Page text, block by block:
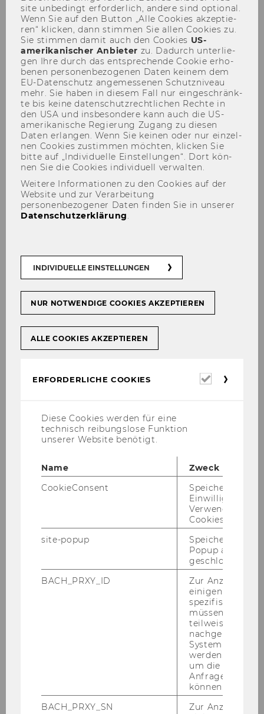
Gastvorlesung Prof. Kardach,
30. September 2006
site un­be­dingt er­for­der­lich, an­de­re sind op­tio­nal.
Wenn Sie auf den But­ton „Alle Coo­kies ak­zep­tie­
ren“ kli­cken, dann stim­men Sie allen Coo­kies zu.
Sie stim­men damit auch den Coo­kies US-​
amerikanischer An­bie­ter zu. Da­durch un­ter­lie­
gen Ihre durch das ent­spre­chen­de Coo­kie er­ho­
be­nen per­so­nen­be­zo­ge­nen Daten kei­nem dem
EU-​Datenschutz an­ge­mes­se­nen Schutz­ni­veau
mehr. Sie haben in die­sem Fall nur ein­ge­schränk­
te bis keine da­ten­schutz­recht­li­chen Rech­te in
den USA und ins­be­son­de­re kann auch die US-​
amerikanische Re­gie­rung Zu­gang zu die­sen
Daten er­lan­gen. Wenn Sie kei­nen oder nur ein­zel­
nen Coo­kies zu­stim­men möch­ten, kli­cken Sie
bitte auf „In­di­vi­du­el­le Ein­stel­lun­gen“. Dort kön­
nen Sie die Coo­kies in­di­vi­du­ell ver­wal­ten.
Weitere Informationen zu den Cookies auf der
Website und zur Verarbeitung
personenbezogener Daten finden Sie in unserer
Datenschutzerklärung.
INDIVIDUELLE EINSTELLUNGEN
NUR NOTWENDIGE COOKIES AKZEPTIEREN
ALLE COOKIES AKZEPTIEREN
ERFORDERLICHE COOKIES
Diese Cookies werden für eine
technisch reibungslose Funktion
unserer Website benötigt.
Name
Zweck
CookieConsent
Speichert Ihre
Einwilligung zur
Verwendung von
Cookies.
site-popup
Speichert ob ein
Popup
geschlossen
BACH_PRXY_ID
Zur Anzeige von
einigen WU-
spezifischen
müssen
teilweise von
nachgelagerten
System
werden.
um die Antwort
Anfrage
können.
BACH_PRXY_SN
Zur Anzeige von